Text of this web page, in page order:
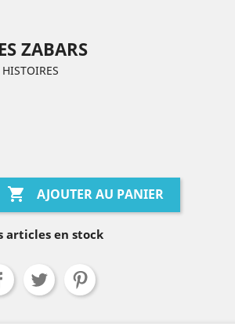
ZABARS
HISTOIRES
 AJOUTER AU PANIER
articles en stock